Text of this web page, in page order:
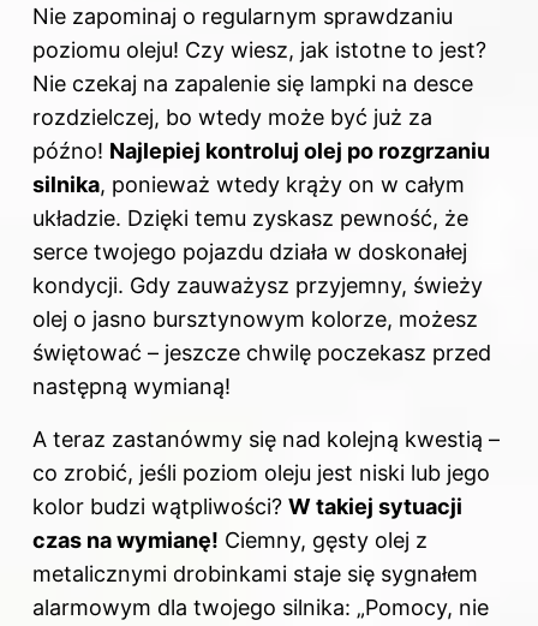
Nie zapominaj o regularnym sprawdzaniu
poziomu oleju! Czy wiesz, jak istotne to jest?
Nie czekaj na zapalenie się lampki na desce
rozdzielczej, bo wtedy może być już za
późno! Najlepiej kontroluj olej po rozgrzaniu
silnika, ponieważ wtedy krąży on w całym
układzie. Dzięki temu zyskasz pewność, że
serce twojego pojazdu działa w doskonałej
kondycji. Gdy zauważysz przyjemny, świeży
olej o jasno bursztynowym kolorze, możesz
świętować – jeszcze chwilę poczekasz przed
następną wymianą!
A teraz zastanówmy się nad kolejną kwestią –
co zrobić, jeśli poziom oleju jest niski lub jego
kolor budzi wątpliwości? W takiej sytuacji
czas na wymianę! Ciemny, gęsty olej z
metalicznymi drobinkami staje się sygnałem
alarmowym dla twojego silnika: „Pomocy, nie